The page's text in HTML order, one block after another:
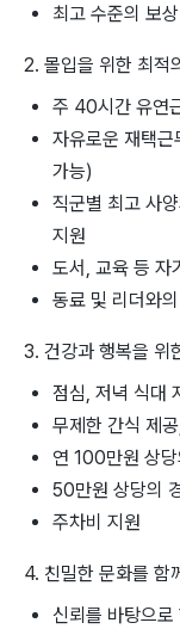
최고 수준의 보
2. 몰입을 위한 최적
주 40시간 유연
자유로운 재택
가능)
직군별 최고 사
지원
도서, 교육 등 자
동료 및 리더와
3. 건강과 행복을 위
점심, 저녁 식대
무제한 간식 제
연 100만원 상
50만원 상당의
주차비 지원
4. 친밀한 문화를 함
신뢰를 바탕으로